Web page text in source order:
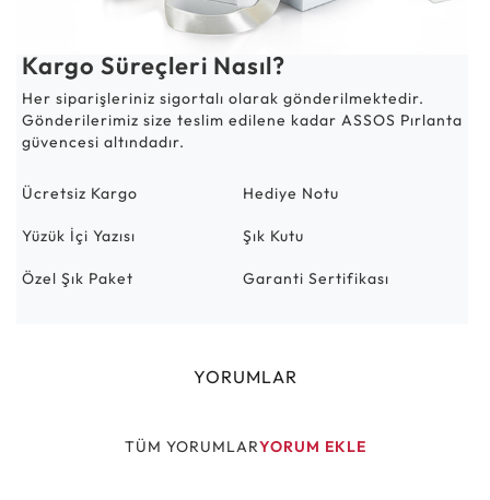
Kargo Süreçleri Nasıl?
Her siparişleriniz sigortalı olarak gönderilmektedir.
Gönderilerimiz size teslim edilene kadar ASSOS Pırlanta
güvencesi altındadır.
Ücretsiz Kargo Hediye Notu
Yüzük İçi Yazısı Şık Kutu
Özel Şık Paket Garanti Sertifikası
YORUMLAR
TÜM YORUMLARYORUM EKLE